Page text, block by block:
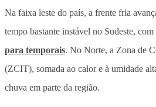
Na faixa leste do país, a frente fria
tempo bastante instável no Sudeste, com
para temporais. No Norte, a Zona de
(ZCIT), somada ao calor e à umidade
chuva em parte da região.